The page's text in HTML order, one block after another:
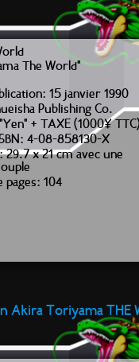
The World"
15 janvier 1990
Publishing Co.
+ TAXE (1000¥
4-08-858130-X
x 21 cm avec une
pages: 104
Akira Toriyama THE